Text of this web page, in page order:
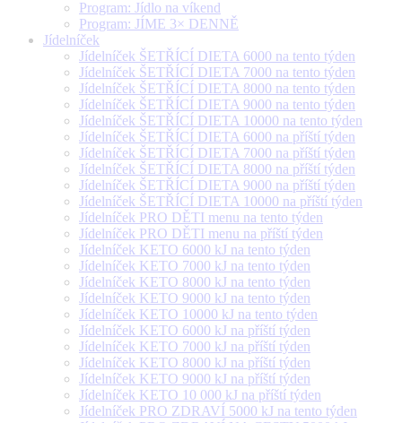
Program: Jídlo na víkend
Program: JÍME 3× DENNĚ
Jídelníček
Jídelníček ŠETŘÍCÍ DIETA 6000 na tento týden
Jídelníček ŠETŘÍCÍ DIETA 7000 na tento týden
Jídelníček ŠETŘÍCÍ DIETA 8000 na tento týden
Jídelníček ŠETŘÍCÍ DIETA 9000 na tento týden
Jídelníček ŠETŘÍCÍ DIETA 10000 na tento týden
Jídelníček ŠETŘÍCÍ DIETA 6000 na příští týden
Jídelníček ŠETŘÍCÍ DIETA 7000 na příští týden
Jídelníček ŠETŘÍCÍ DIETA 8000 na příští týden
Jídelníček ŠETŘÍCÍ DIETA 9000 na příští týden
Jídelníček ŠETŘÍCÍ DIETA 10000 na příští týden
Jídelníček PRO DĚTI menu na tento týden
Jídelníček PRO DĚTI menu na příští týden
Jídelníček KETO 6000 kJ na tento týden
Jídelníček KETO 7000 kJ na tento týden
Jídelníček KETO 8000 kJ na tento týden
Jídelníček KETO 9000 kJ na tento týden
Jídelníček KETO 10000 kJ na tento týden
Jídelníček KETO 6000 kJ na příští týden
Jídelníček KETO 7000 kJ na příští týden
Jídelníček KETO 8000 kJ na příští týden
Jídelníček KETO 9000 kJ na příští týden
Jídelníček KETO 10 000 kJ na příští týden
Jídelníček PRO ZDRAVÍ 5000 kJ na tento týden